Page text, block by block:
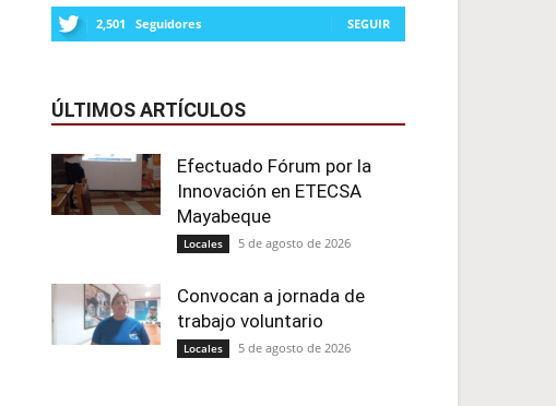
2,501 Seguidores SEGUIR
ÚLTIMOS ARTÍCULOS
Efectuado Fórum por la
Innovación en ETECSA
Mayabeque
Locales 5 de agosto de 2026
Convocan a jornada de
trabajo voluntario
Locales 5 de agosto de 2026